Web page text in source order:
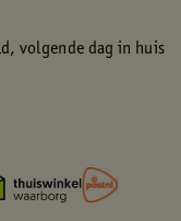
volgende dag in huis